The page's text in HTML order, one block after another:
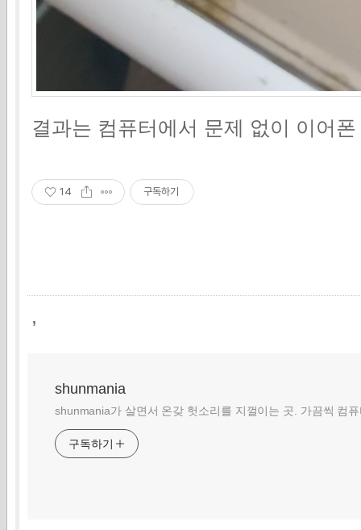
결과는 컴퓨터에서 문제 없이 이어
14 구독하기
,
shunmania
shunmania가 살면서 온갖 헛소리를 지껄이는 곳. 가끔씩 컴
구독하기